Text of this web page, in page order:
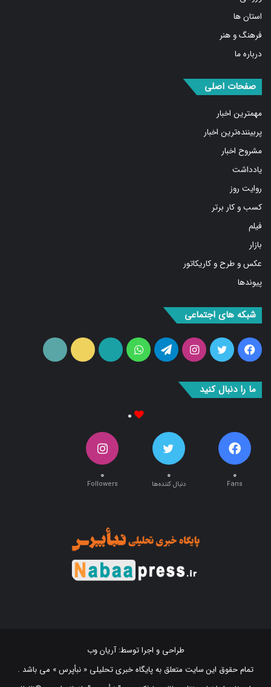
فرهنگ و هنر
درباره ما
مهمترین اخبار
پربیننده‌ترین اخبار
مشروح اخبار
یادداشت
روایت روز
کسب و کار برتر
فیلم
بازار
عکس و طرح و کاریکاتور
پیوندها
فیس
بوک
توییتراینستاگرامتلگرامواتس
آپ
آپارات ایتا
تمام حقوق این سایت متعلق به پایگاه خبری تحلیلی « نبأپرس » می باشد .
استفاده از اخبار و نقل مطالب با ذکر منبع "‌ نبأپرس " بلامانع است. ©2021